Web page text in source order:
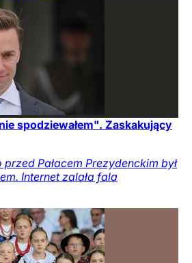
spodziewałem". Zaskakujący
Pałacem Prezydenckim był
Internet zalała fala